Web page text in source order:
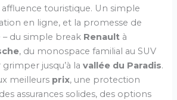
touristique. Un simple
en ligne, et la promesse de
– du simple break Renault à
, du monospace familial au SUV
jusqu’à lavallée du Paradis.
meilleurs prix, une protection
assurances solides, des options